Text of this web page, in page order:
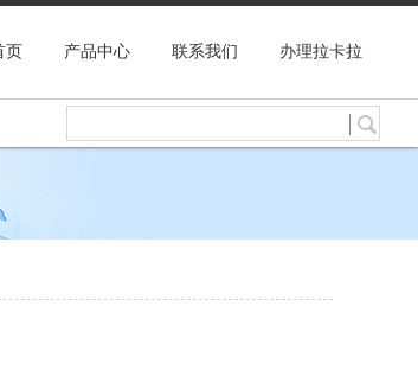
页 产品中心 联系我们 办理拉卡拉